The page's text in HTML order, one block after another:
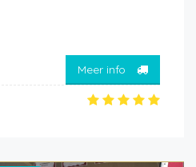
Meer info